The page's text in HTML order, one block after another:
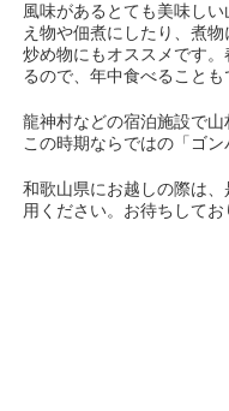
風味があるとても美味し
え物や佃煮にしたり、煮
炒め物にもオススメです
るので、年中食べることも
龍神村などの宿泊施設で山
この時期ならではの「ゴン
和歌山県にお越しの際は
用ください。お待ちしてお